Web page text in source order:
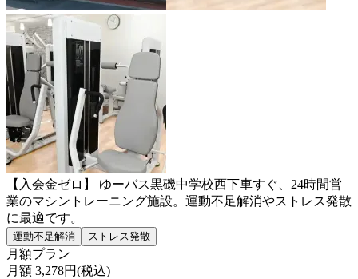
【入会金ゼロ】 ゆーバス黒磯中学校西下車すぐ、24時間営
業のマシントレーニング施設。運動不足解消やストレス発散
に最適です。
運動不足解消 ストレス発散
月額プラン
月額 3,278円(税込)